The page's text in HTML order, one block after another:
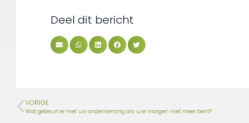
Deel dit bericht
VORIGE
Wat gebeurt er met uw onderneming als u er morgen niet meer bent?